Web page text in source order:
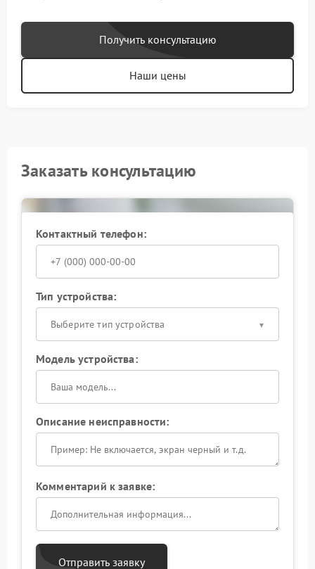
Получить консультацию
Наши цены
Заказать консультацию
Контактный телефон:
Тип устройства:
Выберите тип устройства
Модель устройства:
Описание неисправности:
Комментарий к заявке:
Отправить заявку